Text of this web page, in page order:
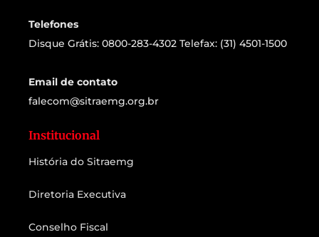
Telefones
Disque Grátis: 0800-283-4302 Telefax: (31) 4501-1500
Email de contato
falecom@sitraemg.org.br
Institucional
História do Sitraemg
Diretoria Executiva
Conselho Fiscal